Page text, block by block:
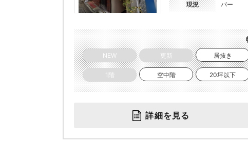
現況 バー
NEW 更新 居抜き
1階 空中階 20坪以下
詳細を見る